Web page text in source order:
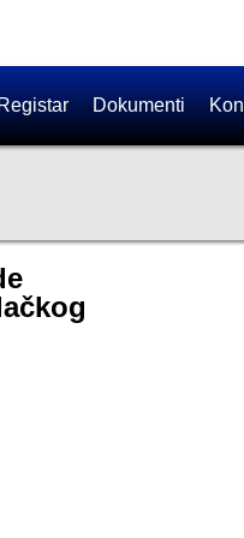
Dokumenti